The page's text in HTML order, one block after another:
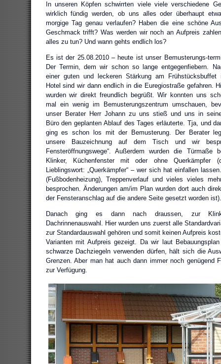
In unseren Köpfen schwirrten viele viele verschiedene
wirklich fündig werden, ob uns alles oder überhaupt
morgige Tag genau verlaufen? Haben die eine schöne
Geschmack trifft? Was werden wir noch an Aufpreis
alles zu tun? Und wann gehts endlich los?
Es ist der 25.08.2010 – heute ist unser Bemusterungs-
Der Termin, dem wir schon so lange entgegenfiebern.
einer guten und leckeren Stärkung am Frühstücksbuffet
Hotel sind wir dann endlich in die Euregiostraße gefahren.
wurden wir direkt freundlich begrüßt. Wir konnten uns
mal ein wenig im Bemusterungszentrum umschauen,
unser Berater Herr Johann zu uns stieß und uns in
Büro den geplanten Ablauf des Tages erläuterte. Tja, und
ging es schon los mit der Bemusterung. Der Berater
unsere Bauzeichnung auf dem Tisch und wir
Fensteröffnungswege“. Außerdem wurden die Türmaße
Klinker, Küchenfenster mit oder ohne Querkämpfer
Lieblingswort: „Querkämpfer“ – wer sich hat einfallen
(Fußbodenheizung), Treppenverlauf und vieles vieles
besprochen. Änderungen am/im Plan wurden dort auch
der Fensteranschlag auf die andere Seite gesetzt worden ist).
Danach ging es dann nach draussen, zur
Dachrinnenauswahl. Hier wurden uns zuerst alle
zur Standardauswahl gehören und somit keinen Aufpreis
Varianten mit Aufpreis gezeigt. Da wir laut
schwarze Dachziegeln verwenden dürfen, hält sich die
Grenzen. Aber man hat auch dann immer noch genügend
zur Verfügung.